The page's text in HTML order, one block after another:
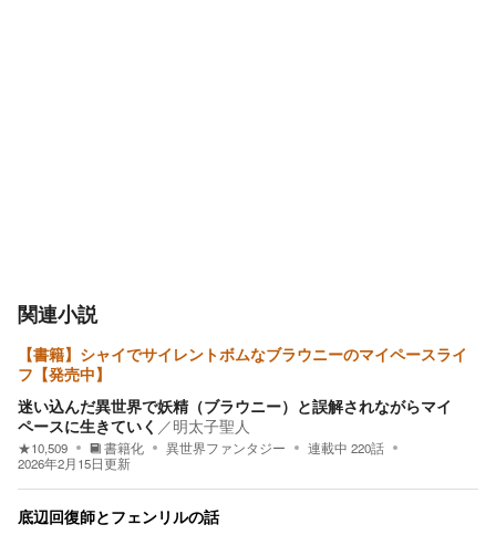
関連小説
【書籍】シャイでサイレントボムなブラウニーのマイペースライ
フ【発売中】
迷い込んだ異世界で妖精（ブラウニー）と誤解されながらマイ
ペースに生きていく ／明太子聖人
★10,509 書籍化 異世界ファンタジー 連載中 220話
2026年2月15日更新
底辺回復師とフェンリルの話